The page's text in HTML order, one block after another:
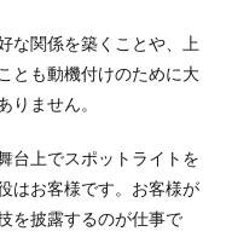
な関係を築くことや、上
とも動機付けのために大
りません。
台上でスポットライトを
はお客様です。お客様が
を披露するのが仕事で